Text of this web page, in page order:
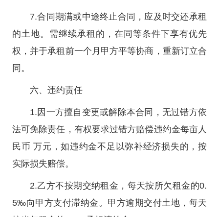
7.合同期满或中途终止合同，应及时交还承租
的土地。需继续承租的，在同等条件下享有优先
权，并于承租前一个月甲方平等协商，重新订立合
同。
六、违约责任
1.因一方擅自变更或解除本合同，无过错方依
法可免除责任，有权要求过错方赔偿违约金每亩人
民币 万元，如违约金不足以弥补经济损失的，按
实际损失赔偿。
2.乙方不按期交纳租金，每天按所欠租金的0.
5‰向甲方支付滞纳金。甲方逾期交付土地，每天